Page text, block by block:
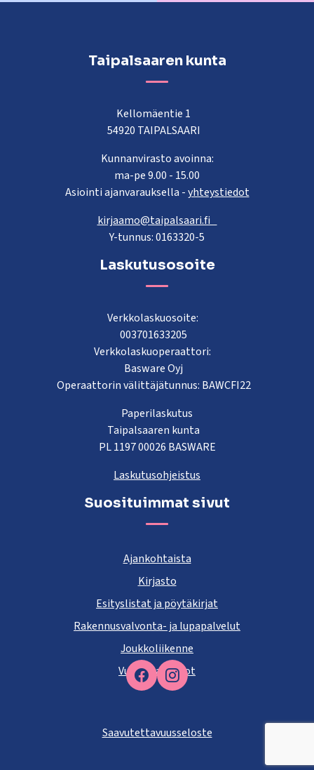
Facebook
Taipalsaaren kunta
Kellomäentie 1
54920 TAIPALSAARI
Kunnanvirasto avoinna:
ma-pe 9.00 - 15.00
Asiointi ajanvarauksella -yhteystiedot
kirjaamo@taipalsaari.fi
Y-tunnus: 0163320-5
Laskutusosoite
Verkkolaskuosoite:
003701633205
Verkkolaskuoperaattori:
Basware Oyj
Operaattorin välittäjätunnus: BAWCFI22
Paperilaskutus
Taipalsaaren kunta
PL 1197 00026 BASWARE
Laskutusohjeistus
Suosituimmat sivut
Ajankohtaista
Kirjasto
Esityslistat ja pöytäkirjat
Rakennusvalvonta- ja lupapalvelut
Joukkoliikenne
Vuokra-asunnot
Saavutettavuusseloste